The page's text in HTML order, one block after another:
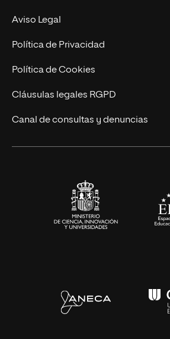
Experto Universitario
Postgrados
Cursos Universitarios
Nuestro Equipo
Trabaja en UNIR
Actualidad
UNIR Revista
Eventos
Aviso Legal
Política de Privacidad
Política de Cookies
Cláusulas legales RGPD
Canal de consultas y denuncias